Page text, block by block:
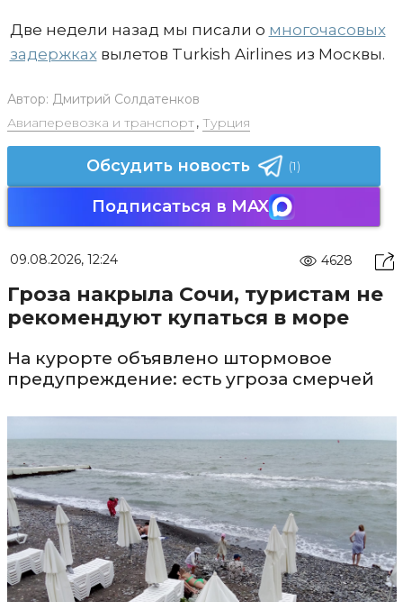
Две недели назад мы писали о многочасовых
задержкахвылетов Turkish Airlines из Москвы.
Автор: Дмитрий Солдатенков
Авиаперевозка и транспорт, Турция
Обсудить новость (1)
Подписаться в MAX
09.08.2026, 12:24 4628
Гроза накрыла Сочи, туристам не
рекомендуют купаться в море
На курорте объявлено штормовое
предупреждение: есть угроза смерчей